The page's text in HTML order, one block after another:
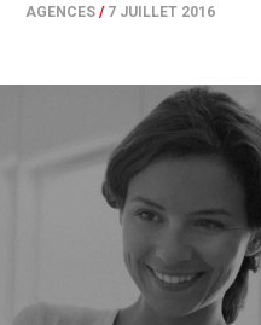
AGENCES/ 7 JUILLET 2016